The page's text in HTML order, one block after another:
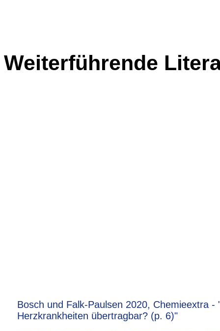
Weiterführende
Bosch und Falk-Paulsen 2020, Chemieextra
Herzkrankheiten übertragbar? (p. 6)"